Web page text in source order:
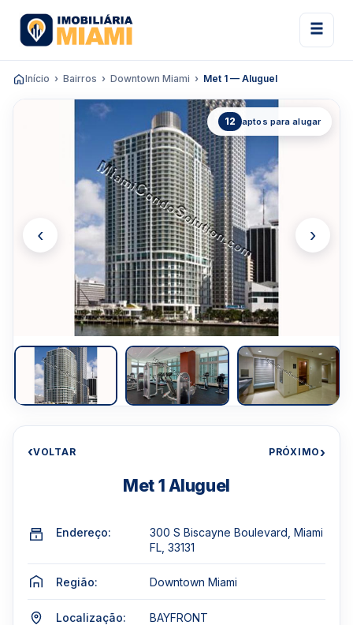
Início Bairros Downtown Miami Met 1 — Aluguel
12 aptos para alugar
‹ ›
‹VOLTAR PRÓXIMO›
Met 1 Aluguel
Endereço:
300 S Biscayne Boulevard, Miami
FL, 33131
Região: Downtown Miami
Localização: BAYFRONT